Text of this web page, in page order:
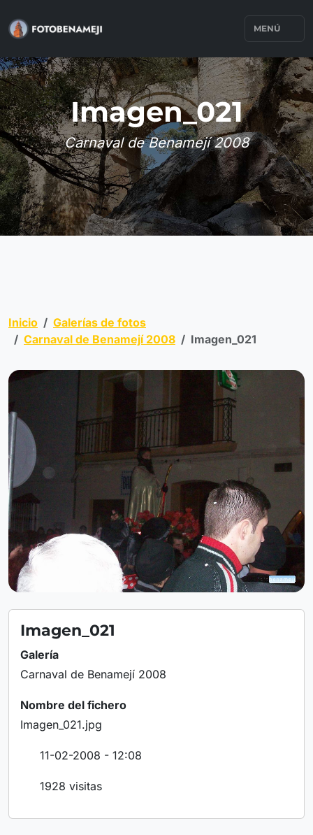
MENÚ
Imagen_021
Carnaval de Benamejí 2008
Inicio
Galerías de fotos
Carnaval de Benamejí 2008
Imagen_021
Imagen_021
Galería
Carnaval de Benamejí 2008
Nombre del fichero
Imagen_021.jpg
11-02-2008 - 12:08
1928 visitas